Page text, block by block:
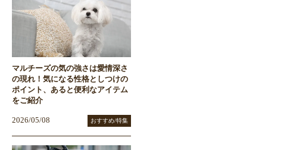
マルチーズの気の強さは愛情深さ
の現れ！気になる性格としつけの
ポイント、あると便利なアイテム
をご紹介
2026/05/08 おすすめ/特集